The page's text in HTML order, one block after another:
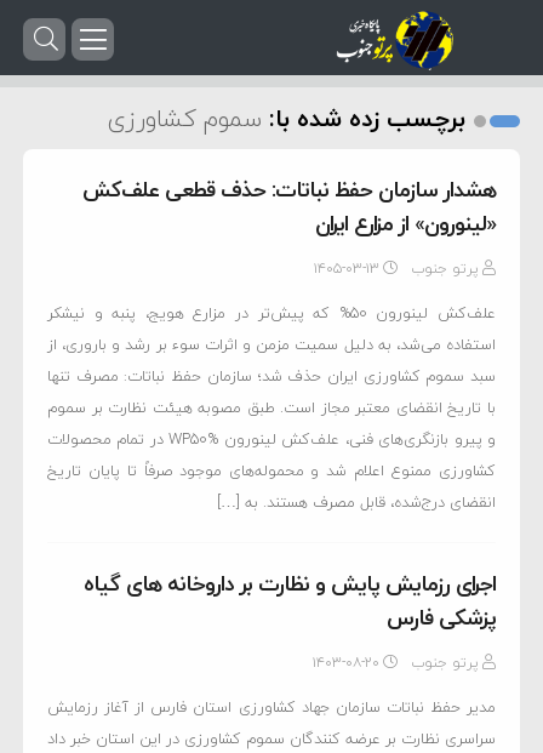
برچسب زده شده با: سموم کشاورزی
هشدار سازمان حفظ نباتات: حذف قطعی علف‌کش
«لینورون» از مزارع ایران
پرتو جنوب ۱۴۰۵-۰۳-۱۳
علف‌کش لینورون 50% که پیش‌تر در مزارع هویج، پنبه و نیشکر
استفاده می‌شد، به دلیل سمیت مزمن و اثرات سوء بر رشد و باروری، از
سبد سموم کشاورزی ایران حذف شد؛ سازمان حفظ نباتات: مصرف تنها
با تاریخ انقضای معتبر مجاز است. طبق مصوبه هیئت نظارت بر سموم
و پیرو بازنگری‌های فنی، علف‌کش لینورون WP50% در تمام محصولات
کشاورزی ممنوع اعلام شد و محموله‌های موجود صرفاً تا پایان تاریخ
انقضای درج‌شده، قابل مصرف هستند. به […]
اجرای رزمایش پایش و نظارت بر داروخانه های گیاه
پزشکی فارس
پرتو جنوب ۱۴۰۳-۰۸-۲۰
مدیر حفظ نباتات سازمان جهاد کشاورزی استان فارس از آغاز رزمایش
سراسری نظارت بر عرضه کنندگان سموم کشاورزی در این استان خبر داد